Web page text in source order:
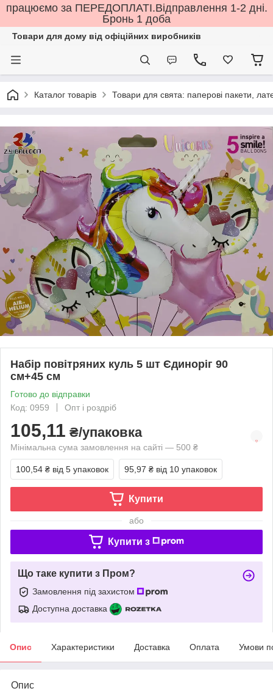
працюємо за ПЕРЕДОПЛАТІ.Відправлення 1-2 дні.
Бронь 1 доба
Товари для дому від офіційних виробників
Каталог товарів Товари для свята: паперові пакети,
Набір повітряних куль 5 шт Єдиноріг 90
см+45 см
Готово до відправки
Код: 0959
Опт і роздріб
105,11 ₴/упаковка
Мінімальна сума замовлення на сайті — 500 ₴
100,54 ₴ від 5 упаковок 95,97 ₴ від 10 упаковок
Купити
або
Купити з
Що таке купити з Пром?
Замовлення під захистом
Доступна доставка
Опис Характеристики Доставка Оплата Умови
Опис